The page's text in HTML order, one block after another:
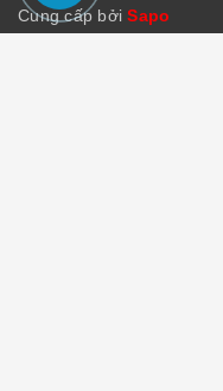
Cung cấp bởiSapo